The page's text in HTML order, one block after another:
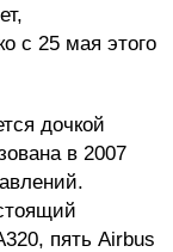
с 25 мая этого
дочкой
в 2007
пять Airbus